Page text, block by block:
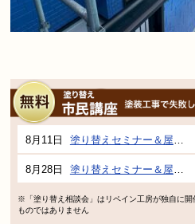
8月11日 塗り替えセミナー＆屋根、外壁の塗り替え市民講座 inぎふメディアコスモス
8月28日 塗り替えセミナー＆屋根、外壁の塗り替え市民講座 inぎふメディアコスモス
※「塗り替え相談会」はリペイン工房が独自に
ものではありません